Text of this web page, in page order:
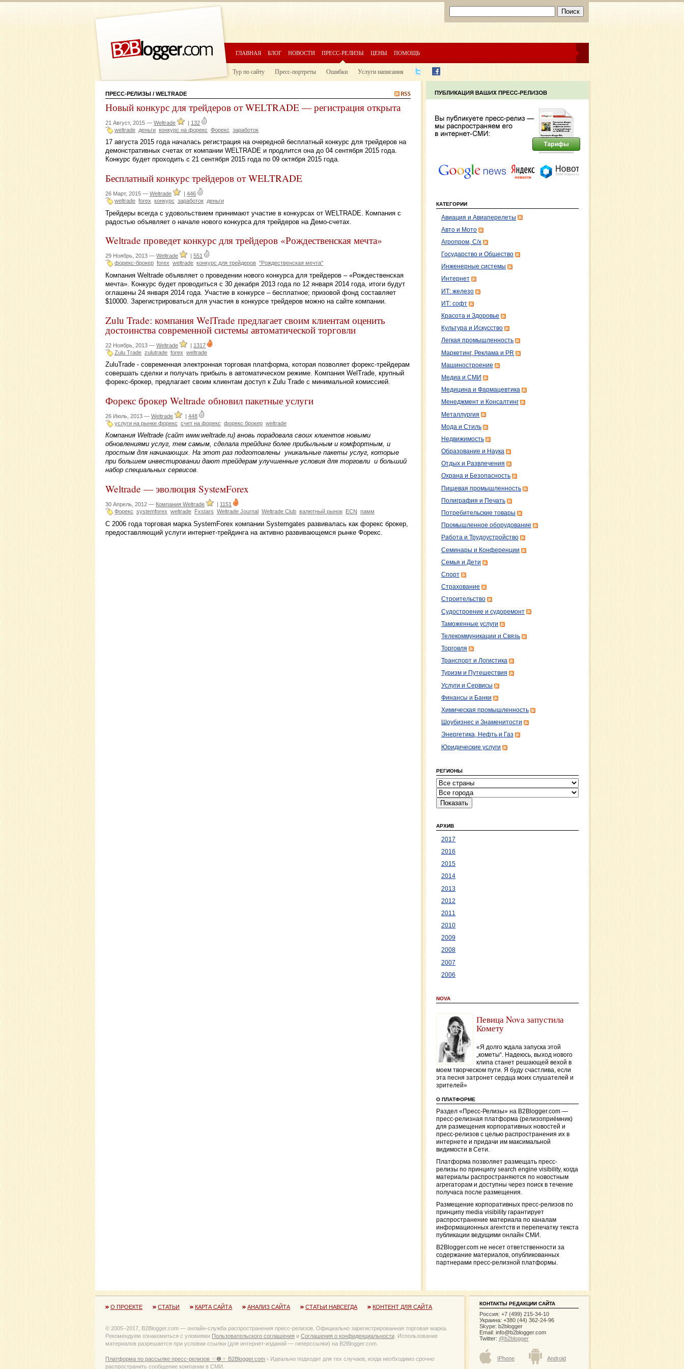
ГЛАВНАЯ БЛОГ НОВОСТИ ПРЕСС-РЕЛИЗЫ ЦЕНЫ ПОМОЩЬ
Тур по сайту Пресс-портреты Ошибки Услуги написания
ПРЕСС-РЕЛИЗЫ / WELTRADE
Новый конкурс для трейдеров от WELTRADE — регистрация открыта
21 Август, 2015 — Weltrade | 132
weltrade деньги конкурс на форекс Форекс заработок
17 августа 2015 года началась регистрация на очередной бесплатный конкурс для трейдеров на
демонстративных счетах от компании WELTRADE и продлится она до 04 сентября 2015 года.
Конкурс будет проходить с 21 сентября 2015 года по 09 октября 2015 года.
Бесплатный конкурс трейдеров от WELTRADE
26 Март, 2015 — Weltrade | 446
weltrade forex конкурс заработок деньги
Трейдеры всегда с удовольствием принимают участие в конкурсах от WELTRADE. Компания с
радостью объявляет о начале нового конкурса для трейдеров на Демо-счетах.
Weltrade проведет конкурс для трейдеров «Рождественская мечта»
29 Ноябрь, 2013 — Weltrade
551
форекс-брокер forex weltrade конкурс для трейдеров "Рождественская мечта"
Компания Weltrade объявляет о проведении нового конкурса для трейдеров – «Рождественская
мечта». Конкурс будет проводиться с 30 декабря 2013 года по 12 января 2014 года, итоги будут
оглашены 24 января 2014 года. Участие в конкурсе – бесплатное; призовой фонд составляет
$10000. Зарегистрироваться для участия в конкурсе трейдеров можно на сайте компании.
Zulu Trade: компания WelTrade предлагает своим клиентам оценить
достоинства современной системы автоматической торговли
22 Ноябрь, 2013 — Weltrade | 1317
Zulu Trade zulutrade forex weltrade
ZuluTrade - современная электронная торговая платформа, которая позволяет форекс-трейдерам
совершать сделки и получать прибыль в автоматическом режиме. Компания WelTrade, крупный
форекс-брокер, предлагает своим клиентам доступ к Zulu Trade с минимальной комиссией.
Форекс брокер Weltrade обновил пакетные услуги
26 Июль, 2013 — Weltrade | 448
услуги на рынке форекс счет на форекс форекс брокер weltrade
Компания Weltrade (сайт www.weltrade.ru) вновь порадовала своих клиентов новыми
обновлениями услуг, тем самым, сделала трейдинг более прибыльным и комфортным, и
простым для начинающих. На этот раз подготовлены уникальные пакеты услуг, которые
при большем инвестировании дают трейдерам улучшенные условия для торговли и больший
набор специальных сервисов.
Weltrade — эволюция SysteмForex
30 Апрель, 2012 — Компания Weltrade | 1151
Форекс systemforex weltrade Fxstars Weltrade Journal Weltrade Club валютный рынок ECN памм
C 2006 года торговая марка SystemForex компании Systemgates развивалась как форекс брокер,
предоставляющий услуги интернет-трейдинга на активно развивающемся рынке Форекс.
КАТЕГОРИИ
Авиация и Авиаперелеты
Авто и Мото
Агропром, С/х
Государство и Общество
Инженерные системы
Интернет
ИТ: железо
ИТ: софт
Красота и Здоровье
Культура и Искусство
Легкая промышленность
Маркетинг, Реклама и PR
Машиностроение
Медиа и СМИ
Медицина и Фармацевтика
Менеджмент и Консалтинг
Металлургия
Мода и Стиль
Недвижимость
Образование и Наука
Отдых и Развлечения
Охрана и Безопасность
Пищевая промышленность
Полиграфия и Печать
Потребительские товары
Промышленное оборудование
Работа и Трудоустройство
Семинары и Конференции
Семья и Дети
Спорт
Страхование
Строительство
Судостроение и судоремонт
Таможенные услуги
Телекоммуникации и Связь
Торговля
Транспорт и Логистика
Туризм и Путешествия
Услуги и Сервисы
Финансы и Банки
Химическая промышленность
Шоубизнес и Знаменитости
Энергетика, Нефть и Газ
Юридические услуги
РЕГИОНЫ
АРХИВ
2017
2016
2015
2014
2013
2012
2011
2010
2009
2008
2007
2006
NOVA
Певица Nova запустила
Комету
«Я долго ждала запуска этой
„кометы“. Надеюсь, выход нового
клипа станет решающей вехой в
моем творческом пути. Я буду счастлива, если
эта песня затронет сердца моих слушателей и
зрителей»
О ПЛАТФОРМЕ
Раздел «Пресс-Релизы» на B2Blogger.com —
пресс-релизная платформа (релизоприёмник)
для размещения корпоративных новостей и
пресс-релизов с целью распространения их в
интернете и придачи им максимальной
видимости в Сети.
Платформа позволяет размещать пресс-
релизы по принципу search engine visibility, когда
материалы распространяются по новостным
агрегаторам и доступны через поиск в течение
получаса после размещения.
Размещение корпоративных пресс-релизов по
принципу media visibility гарантирует
распространение материала по каналам
информационных агентств и перепечатку текста
публикации ведущими онлайн СМИ.
B2Blogger.com не несет ответственности за
содержание материалов, опубликованных
партнерами пресс-релизной платформы.
О ПРОЕКТЕ СТАТЬИ КАРТА САЙТА АНАЛИЗ САЙТА СТАТЬИ НАВСЕГДА КОНТЕНТ ДЛЯ САЙТА
© 2005−2017, B2Blogger.com — онлайн-служба распространения пресс-релизов. Официально зарегистрированная торговая марка.
Рекомендуем ознакомиться с уловиями Пользовательского соглашения и Соглашения о конфиденциальности . Использование
материалов разрешается при условии ссылки (для интернет-изданий — гиперссылки) на B2Blogger.com.
Платформа по рассылке пресс-релизов ☜❶☞ B2Blogger.com › Идеально подходит для тех случаев, когда необходимо срочно
распространить сообщение компании в СМИ.
КОНТАКТЫ РЕДАКЦИИ САЙТА
Россия: +7 (499) 215-34-10
Украина: +380 (44) 362-24-96
Skype: b2blogger
Email: info@b2blogger.com
Twitter: @b2blogger
IPhone Android